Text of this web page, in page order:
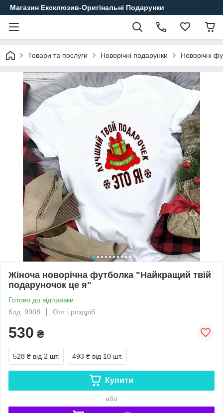
Магазин Ексклюзив-Оригінальні Подарунки
Товари та послуги Новорічні подарунки Новорічні
Жіноча новорічна футболка "Найкращий твій
подаруночок це я"
Готово до відправки
Код: 9908
Опт і роздріб
530 ₴
528 ₴ від 2 шт. 493 ₴ від 10 шт.
Купити
або